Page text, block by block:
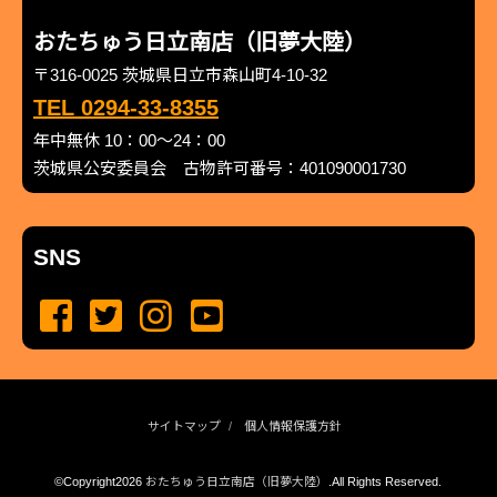
おたちゅう日立南店（旧夢大陸）
〒316-0025 茨城県日立市森山町4-10-32
TEL 0294-33-8355
年中無休 10：00～24：00
茨城県公安委員会 古物許可番号：401090001730
SNS
サイトマップ 個人情報保護方針
©Copyright2026 おたちゅう日立南店（旧夢大陸） .All Rights Reserved.